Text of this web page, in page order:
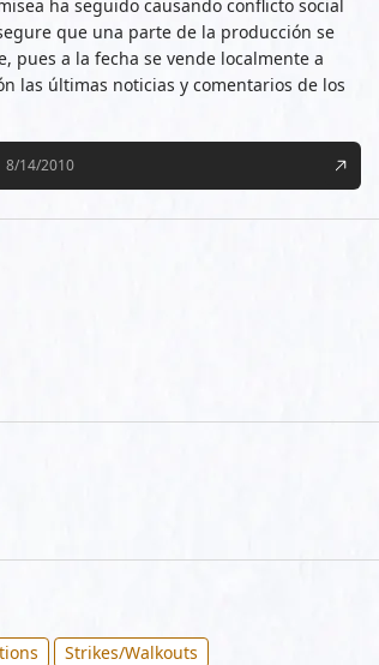
ha seguido causando conflicto social
que una parte de la producción se
pues a la fecha se vende localmente a
las últimas noticias y comentarios de los
8/14/2010
Strikes/Walkouts